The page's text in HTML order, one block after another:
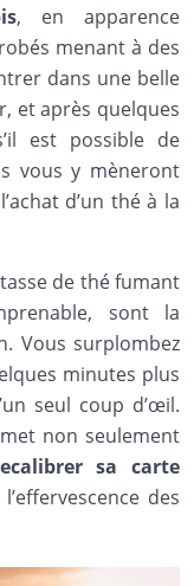
, en apparence
menant à des
dans une belle
et après quelques
est possible de
vous y mèneront
d’un thé à la
de thé fumant
sont la
Vous surplombez
minutes plus
seul coup d’œil.
non seulement
sa carte
des